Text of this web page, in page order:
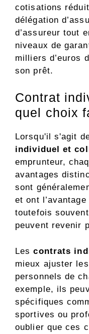
cotisations
délégation
d’assureur tout
niveaux de
milliers d’euros
son prêt.
Contrat
quel choix
Lorsqu'il s'agit
individuel et
emprunteur,
avantages
sont
et ont
toutefois
peuvent revenir
Lescontrats
mieux ajuster
personnels de
exemple, ils
spécifiques
sportives ou
oublier que ces